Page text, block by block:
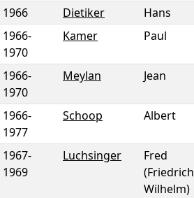
1966 Dietiker Hans
1966-
1970
Kamer Paul
1966-
1970
Meylan Jean
1966-
1977
Schoop Albert
1967-
1969
Luchsinger
Fred
(Friedrich
Wilhelm)